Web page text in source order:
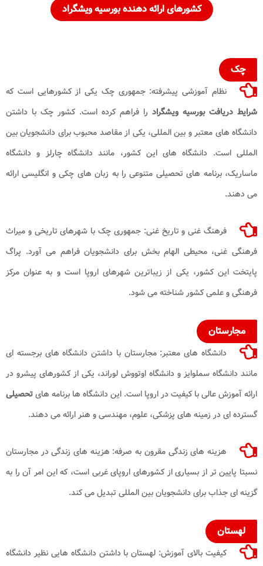
کشورهای ارائه ‌دهنده بورسیه ویشگراد
چک
نظام آموزشی پیشرفته: جمهوری چک یکی از کشورهایی است که
شرایط دریافت بورسیه ویشگراد را فراهم کرده است. کشور چک با داشتن
دانشگاه‌ های معتبر و بین‌ المللی، یکی از مقاصد محبوب برای دانشجویان بین‌
المللی است. دانشگاه ‌های این کشور، مانند دانشگاه چارلز و دانشگاه
ماساریک، برنامه‌ های تحصیلی متنوعی را به زبان ‌های چکی و انگلیسی ارائه
می‌ دهند.
فرهنگ غنی و تاریخ غنی: جمهوری چک با شهرهای تاریخی و میراث
فرهنگی غنی، محیطی الهام ‌بخش برای دانشجویان فراهم می ‌آورد. پراگ
پایتخت این کشور، یکی از زیباترین شهرهای اروپا است و به عنوان مرکز
فرهنگی و علمی کشور شناخته می‌ شود.
مجارستان
دانشگاه ‌های معتبر: مجارستان با داشتن دانشگاه‌ های برجسته‌ ای
مانند دانشگاه سملوایز و دانشگاه اوتووش لوراند، یکی از کشورهای پیشرو در
ارائه آموزش عالی با کیفیت در اروپا است. این دانشگاه ‌ها برنامه ‌هایتحصیلی
گسترده ‌ای در زمینه ‌های پزشکی، علوم، مهندسی و هنر ارائه می ‌دهند.
هزینه‌ های زندگی مقرون به صرفه: هزینه‌ های زندگی در مجارستان
نسبتا پایین ‌تر از بسیاری از کشورهای اروپای غربی است، که این امر آن را به
گزینه ‌ای جذاب برای دانشجویان بین‌ المللی تبدیل می‌ کند.
لهستان
کیفیت بالای آموزش: لهستان با داشتن دانشگاه ‌هایی نظیر دانشگاه